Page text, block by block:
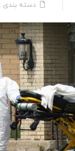
دسته بندی